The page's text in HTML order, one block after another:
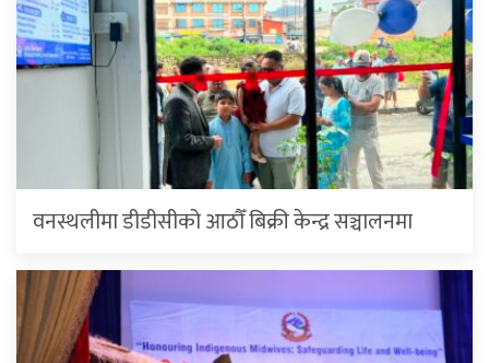
वनस्थलीमा डीडीसीको आठौँ बिक्री केन्द्र सञ्चालनमा